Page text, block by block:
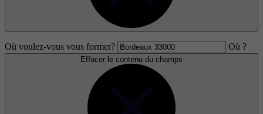
Où voulez-vous vous former? Où ?
Effacer le contenu du champs